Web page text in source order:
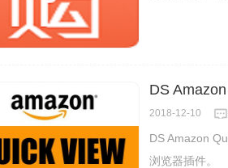
产品，所以还有失算的时候。
款的联系方式
：tk.taotaosou.com。
DS
2018-12-10
DS Amazon
浏览器插件。